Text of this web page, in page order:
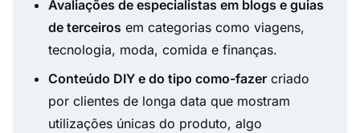
Avaliações de especialistas em blogs e guias
de terceiros em categorias como viagens,
tecnologia, moda, comida e finanças.
Conteúdo DIY e do tipo como-fazer criado
por clientes de longa data que mostram
utilizações únicas do produto, algo